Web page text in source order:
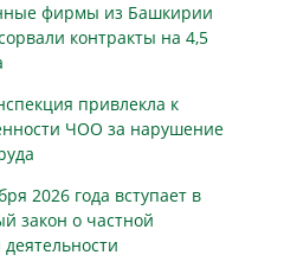
фирмы из Башкирии
контракты на 4,5
привлекла к
ЧОО за нарушение
2026 года вступает в
закон о частной